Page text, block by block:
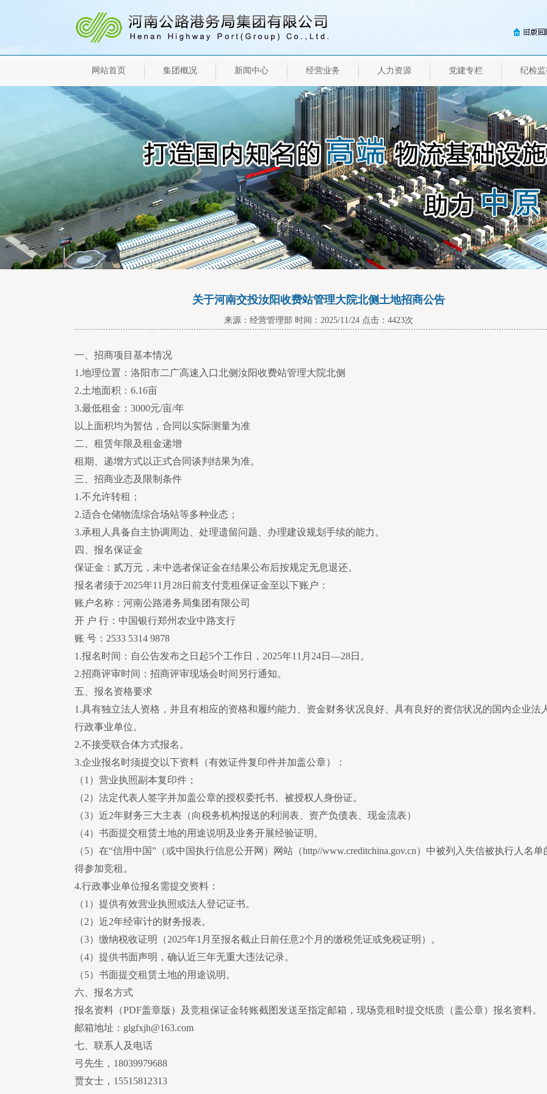
网站首页 集团概况 新闻中心 经营业务 人力资源 党建专栏 纪检
关于河南交投汝阳收费站管理大院北侧土地招商公告
来源：经营管理部 时间：2025/11/24 点击：4423次
一、招商项目基本情况
1.地理位置：洛阳市二广高速入口北侧汝阳收费站管理大院北侧
2.土地面积：6.16亩
3.最低租金：3000元/亩/年
以上面积均为暂估，合同以实际测量为准
二、租赁年限及租金递增
租期、递增方式以正式合同谈判结果为准。
三、招商业态及限制条件
1.不允许转租；
2.适合仓储物流综合场站等多种业态；
3.承租人具备自主协调周边、处理遗留问题、办理建设规划手续的能力。
四、报名保证金
保证金：贰万元，未中选者保证金在结果公布后按规定无息退还。
报名者须于2025年11月28日前支付竞租保证金至以下账户：
账户名称：河南公路港务局集团有限公司
开 户 行：中国银行郑州农业中路支行
账 号：2533 5314 9878
1.报名时间：自公告发布之日起5个工作日，2025年11月24日—28日。
2.招商评审时间：招商评审现场会时间另行通知。
五、报名资格要求
1.具有独立法人资格，并且有相应的资格和履约能力、资金财务状况良好、具有良好的资信状况的国内企业法
行政事业单位。
2.不接受联合体方式报名。
3.企业报名时须提交以下资料（有效证件复印件并加盖公章）：
（1）营业执照副本复印件；
（2）法定代表人签字并加盖公章的授权委托书、被授权人身份证。
（3）近2年财务三大主表（向税务机构报送的利润表、资产负债表、现金流表）
（4）书面提交租赁土地的用途说明及业务开展经验证明。
（5）在“信用中国”（或中国执行信息公开网）网站（http//www.creditchina.gov.cn）中被列入失信被执行人名单
得参加竞租。
4.行政事业单位报名需提交资料：
（1）提供有效营业执照或法人登记证书。
（2）近2年经审计的财务报表。
（3）缴纳税收证明（2025年1月至报名截止日前任意2个月的缴税凭证或免税证明）。
（4）提供书面声明，确认近三年无重大违法记录。
（5）书面提交租赁土地的用途说明。
六、报名方式
报名资料（PDF盖章版）及竞租保证金转账截图发送至指定邮箱，现场竞租时提交纸质（盖公章）报名资料。
邮箱地址：glgfxjh@163.com
七、联系人及电话
弓先生，18039979688
贾女士，15515812313